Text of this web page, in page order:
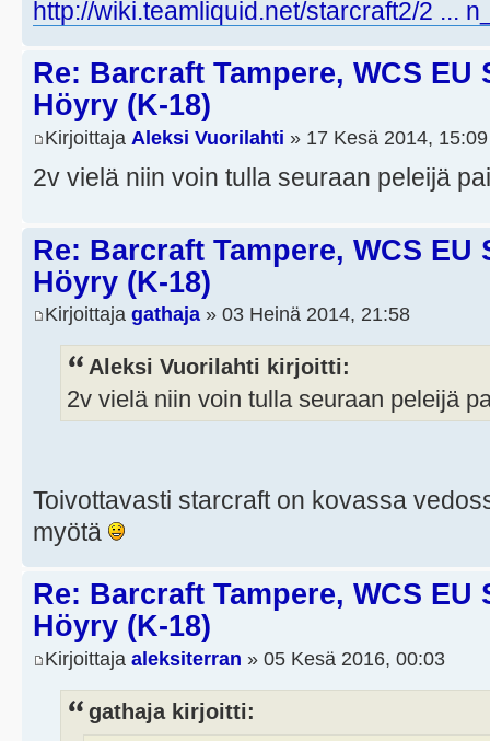
http://wiki.teamliquid.net/starcraft2/2 ...
Re: Barcraft Tampere, WCS EU
Höyry (K-18)
Kirjoittaja Aleksi Vuorilahti » 17 Kesä 2014, 15:09
2v vielä niin voin tulla seuraan peleijä
Re: Barcraft Tampere, WCS EU
Höyry (K-18)
Kirjoittaja gathaja » 03 Heinä 2014, 21:58
Aleksi Vuorilahti kirjoitti:
2v vielä niin voin tulla seuraan peleijä
Toivottavasti starcraft on kovassa
myötä
Re: Barcraft Tampere, WCS EU
Höyry (K-18)
Kirjoittaja aleksiterran » 05 Kesä 2016, 00:03
gathaja kirjoitti: